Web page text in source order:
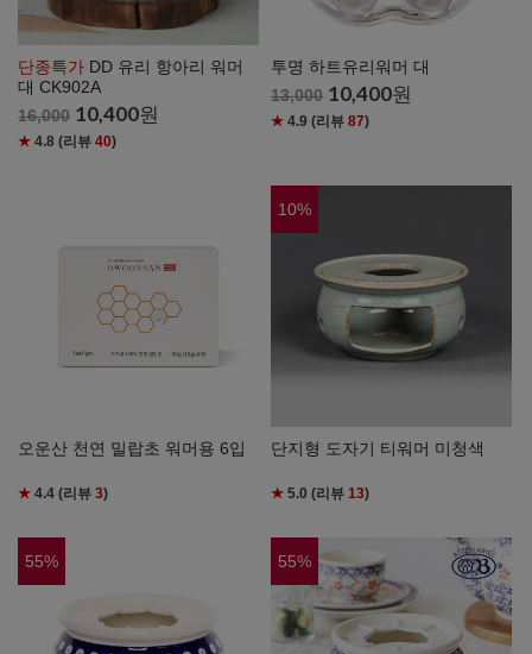
단종특가 DD 유리 항아리 워머
대 CK902A
16,000 10,400원
★ 4.8 (리뷰 40)
투명 하트유리워머 대
13,000 10,400원
★ 4.9 (리뷰87)
오운산 천연 밀랍초 워머용 6입
★ 4.4 (리뷰 3)
10%
단지형 도자기 티워머 미청색
★ 5.0 (리뷰13)
55% 55%